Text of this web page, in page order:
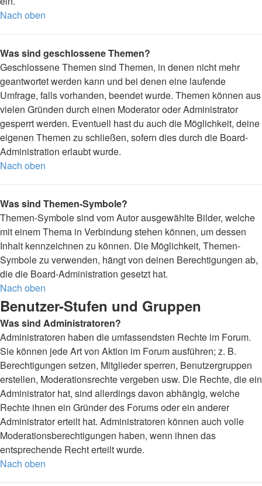
Nach oben
Was sind geschlossene Themen?
Geschlossene Themen sind Themen, in denen nicht mehr
geantwortet werden kann und bei denen eine laufende
Umfrage, falls vorhanden, beendet wurde. Themen können aus
vielen Gründen durch einen Moderator oder Administrator
gesperrt werden. Eventuell hast du auch die Möglichkeit, deine
eigenen Themen zu schließen, sofern dies durch die Board-
Administration erlaubt wurde.
Nach oben
Was sind Themen-Symbole?
Themen-Symbole sind vom Autor ausgewählte Bilder, welche
mit einem Thema in Verbindung stehen können, um dessen
Inhalt kennzeichnen zu können. Die Möglichkeit, Themen-
Symbole zu verwenden, hängt von deinen Berechtigungen ab,
die die Board-Administration gesetzt hat.
Nach oben
Benutzer-Stufen und Gruppen
Was sind Administratoren?
Administratoren haben die umfassendsten Rechte im Forum.
Sie können jede Art von Aktion im Forum ausführen; z. B.
Berechtigungen setzen, Mitglieder sperren, Benutzergruppen
erstellen, Moderationsrechte vergeben usw. Die Rechte, die ein
Administrator hat, sind allerdings davon abhängig, welche
Rechte ihnen ein Gründer des Forums oder ein anderer
Administrator erteilt hat. Administratoren können auch volle
Moderationsberechtigungen haben, wenn ihnen das
entsprechende Recht erteilt wurde.
Nach oben